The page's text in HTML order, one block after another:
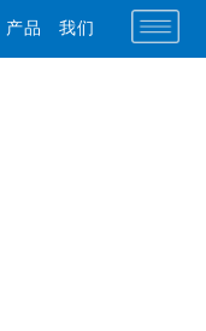
产品 我们